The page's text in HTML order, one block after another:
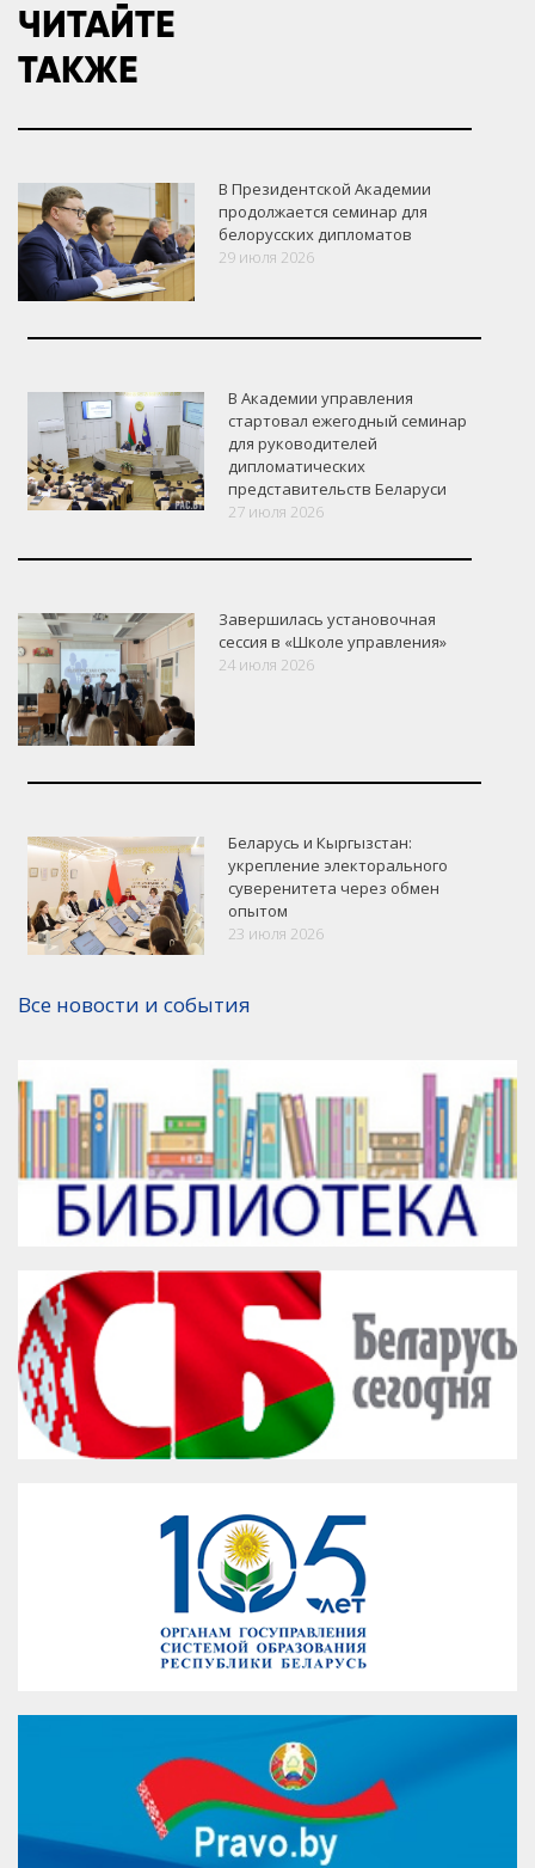
VK Google+ Facebook
ЧИТАЙТЕ
ТАКЖЕ
В Президентской Академии
продолжается семинар для
белорусских дипломатов
29 июля 2026
В Академии управления
стартовал ежегодный семинар
для руководителей
дипломатических
представительств Беларуси
27 июля 2026
Завершилась установочная
сессия в «Школе управления»
24 июля 2026
Беларусь и Кыргызстан:
укрепление электорального
суверенитета через обмен
опытом
23 июля 2026
Все новости и события